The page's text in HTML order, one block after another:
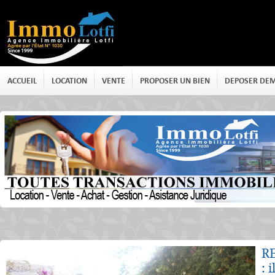
ACCUEIL LOCATION VENTE PROPOSER UN BIEN DEPOSER
Détails
: